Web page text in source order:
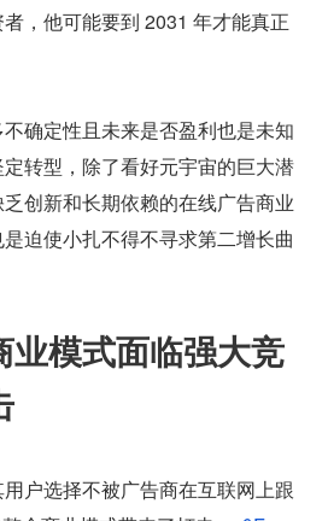
，他可能要到 2031 年才能真正
确定性且未来是否盈利也是未知
转型，除了看好元宇宙的巨大潜
创新和长期依赖的在线广告商业
迫使小扎不得不寻求第二增长曲
业模式面临强大竞
户选择不被广告商在互联网上跟